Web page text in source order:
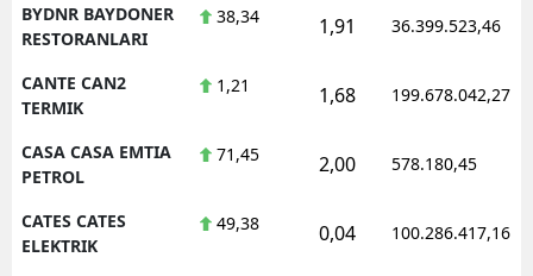
BYDNR BAYDONER
RESTORANLARI
38,34 1,91 36.399.523,46
CANTE CAN2
TERMIK
1,21 1,68 199.678.042,27
CASA CASA EMTIA
PETROL
71,45 2,00 578.180,45
CATES CATES
ELEKTRIK
49,38 0,04 100.286.417,16